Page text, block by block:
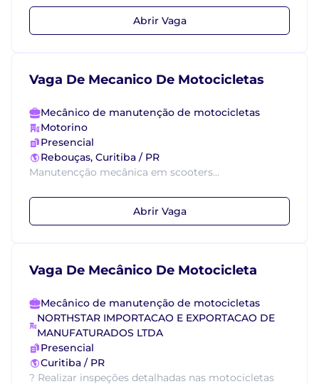
Abrir Vaga
Vaga De Mecanico De Motocicletas
Mecânico de manutenção de motocicletas
Motorino
Presencial
Rebouças, Curitiba / PR
Manutencção mecânica em scooters...
Abrir Vaga
Vaga De Mecânico De Motocicleta
Mecânico de manutenção de motocicletas
NORTHSTAR IMPORTACAO E EXPORTACAO DE
MANUFATURADOS LTDA
Presencial
Curitiba / PR
? Realizar inspeções detalhadas nas motocicletas